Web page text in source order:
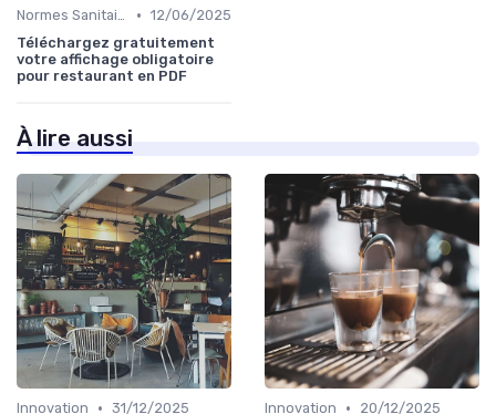
Normes Sanitaires • 12/06/2025
Téléchargez gratuitement
votre affichage obligatoire
pour restaurant en PDF
À lire aussi
Innovation • 31/12/2025
Innovation •
20/12/2025